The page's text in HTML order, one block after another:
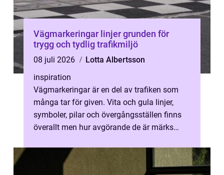
Vägmarkeringar linjer grunden för
trygg och tydlig trafikmiljö
08 juli 2026
Lotta Albertsson
inspiration
Vägmarkeringar är en del av trafiken som
många tar för given. Vita och gula linjer,
symboler, pilar och övergångsställen finns
överallt men hur avgörande de är märks